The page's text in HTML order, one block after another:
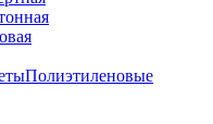
Полиэтиленовые